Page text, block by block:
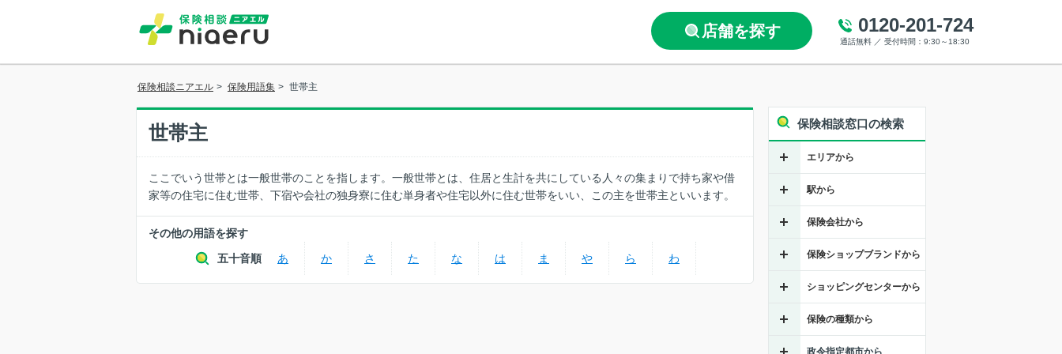
店舗を探す 0120-201-724
通話無料 ／ 受付時間：9:30～18:30
保険相談ニアエル > 保険用語集 > 世帯主
世帯主
ここでいう世帯とは一般世帯のことを指します。一般世帯とは、住居と生計を共にしている人々の集まりで持ち家や借
家等の住宅に住む世帯、下宿や会社の独身寮に住む単身者や住宅以外に住む世帯をいい、この主を世帯主といいます。
その他の用語を探す
五十音順
あ か さ た な は ま や ら わ
保険相談窓口の検索
エリアから
駅から
保険会社から
保険ショップブランドから
ショッピングセンターから
保険の種類から
政令指定都市から